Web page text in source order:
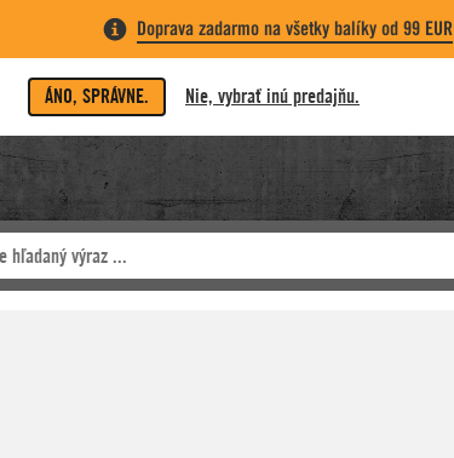
Doprava zadarmo na všetky balíky od 99 EUR
ÁNO, SPRÁVNE. Nie, vybrať inú predajňu.